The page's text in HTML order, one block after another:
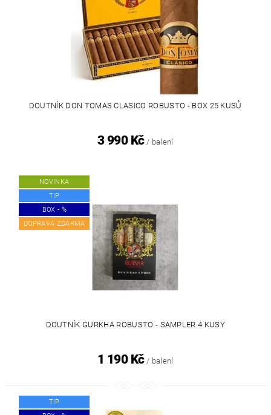
DOUTNÍK DON TOMAS CLASICO ROBUSTO - BOX 25 KUSŮ
3 990 Kč / balení
NOVINKA
TIP
BOX - %
DOPRAVA ZDARMA
DOUTNÍK GURKHA ROBUSTO - SAMPLER 4 KUSY
1 190 Kč / balení
TIP